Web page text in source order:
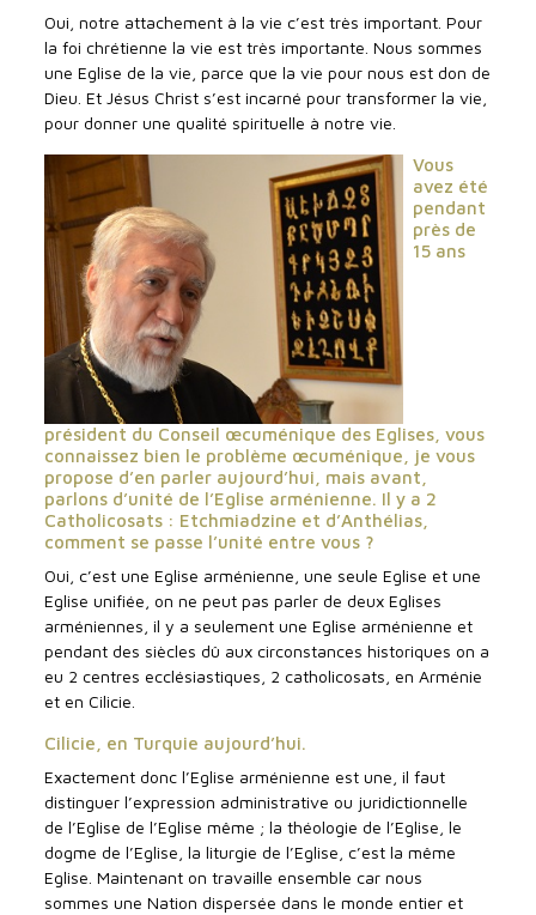
Oui, notre attachement à la vie c’est très important. Pour
la foi chrétienne la vie est très importante. Nous sommes
une Eglise de la vie, parce que la vie pour nous est don de
Dieu. Et Jésus Christ s’est incarné pour transformer la vie,
pour donner une qualité spirituelle à notre vie.
Vous
avez été
pendant
près de
15 ans
président du Conseil œcuménique des Eglises, vous
connaissez bien le problème œcuménique, je vous
propose d’en parler aujourd’hui, mais avant,
parlons d’unité de l’Eglise arménienne. Il y a 2
Catholicosats : Etchmiadzine et d’Anthélias,
comment se passe l’unité entre vous ?
Oui, c’est une Eglise arménienne, une seule Eglise et une
Eglise unifiée, on ne peut pas parler de deux Eglises
arméniennes, il y a seulement une Eglise arménienne et
pendant des siècles dû aux circonstances historiques on a
eu 2 centres ecclésiastiques, 2 catholicosats, en Arménie
et en Cilicie.
Cilicie, en Turquie aujourd’hui.
Exactement donc l’Eglise arménienne est une, il faut
distinguer l’expression administrative ou juridictionnelle
de l’Eglise de l’Eglise même ; la théologie de l’Eglise, le
dogme de l’Eglise, la liturgie de l’Eglise, c’est la même
Eglise. Maintenant on travaille ensemble car nous
sommes une Nation dispersée dans le monde entier et